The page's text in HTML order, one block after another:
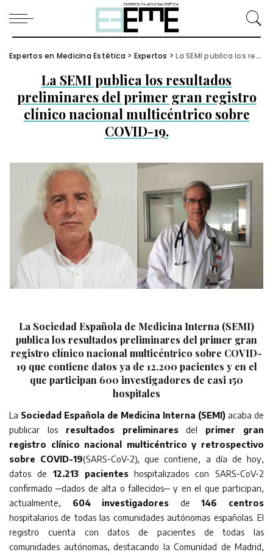
Expertos en Medicina Estética > Expertos >La SEMI publica los resultados preliminares del primer gran registro clínico nacional multicéntrico sobre COVID-19.
La SEMI publica los resultados
preliminares del primer gran registro
clínico nacional multicéntrico sobre
COVID-19.
La Sociedad Española de Medicina Interna (SEMI)
publica los resultados preliminares del primer gran
registro clínico nacional multicéntrico sobre COVID-
19 que contiene datos ya de 12.200 pacientes y en el
que participan 600 investigadores de casi 150
hospitales
La Sociedad Española de Medicina Interna (SEMI) acaba de
publicar los resultados preliminaresdel primer gran
registro clínico nacional multicéntrico y retrospectivo
sobre COVID-19(SARS-CoV-2), que contiene, a día de hoy,
datos de 12.213 pacienteshospitalizados con SARS-CoV-2
confirmado ─dados de alta o fallecidos─ y en el que participan,
actualmente, 604 investigadores de146 centros
hospitalarios de todas las comunidades autónomas españolas. El
registro cuenta con datos de pacientes de todas las
comunidades autónomas, destacando la Comunidad de Madrid,